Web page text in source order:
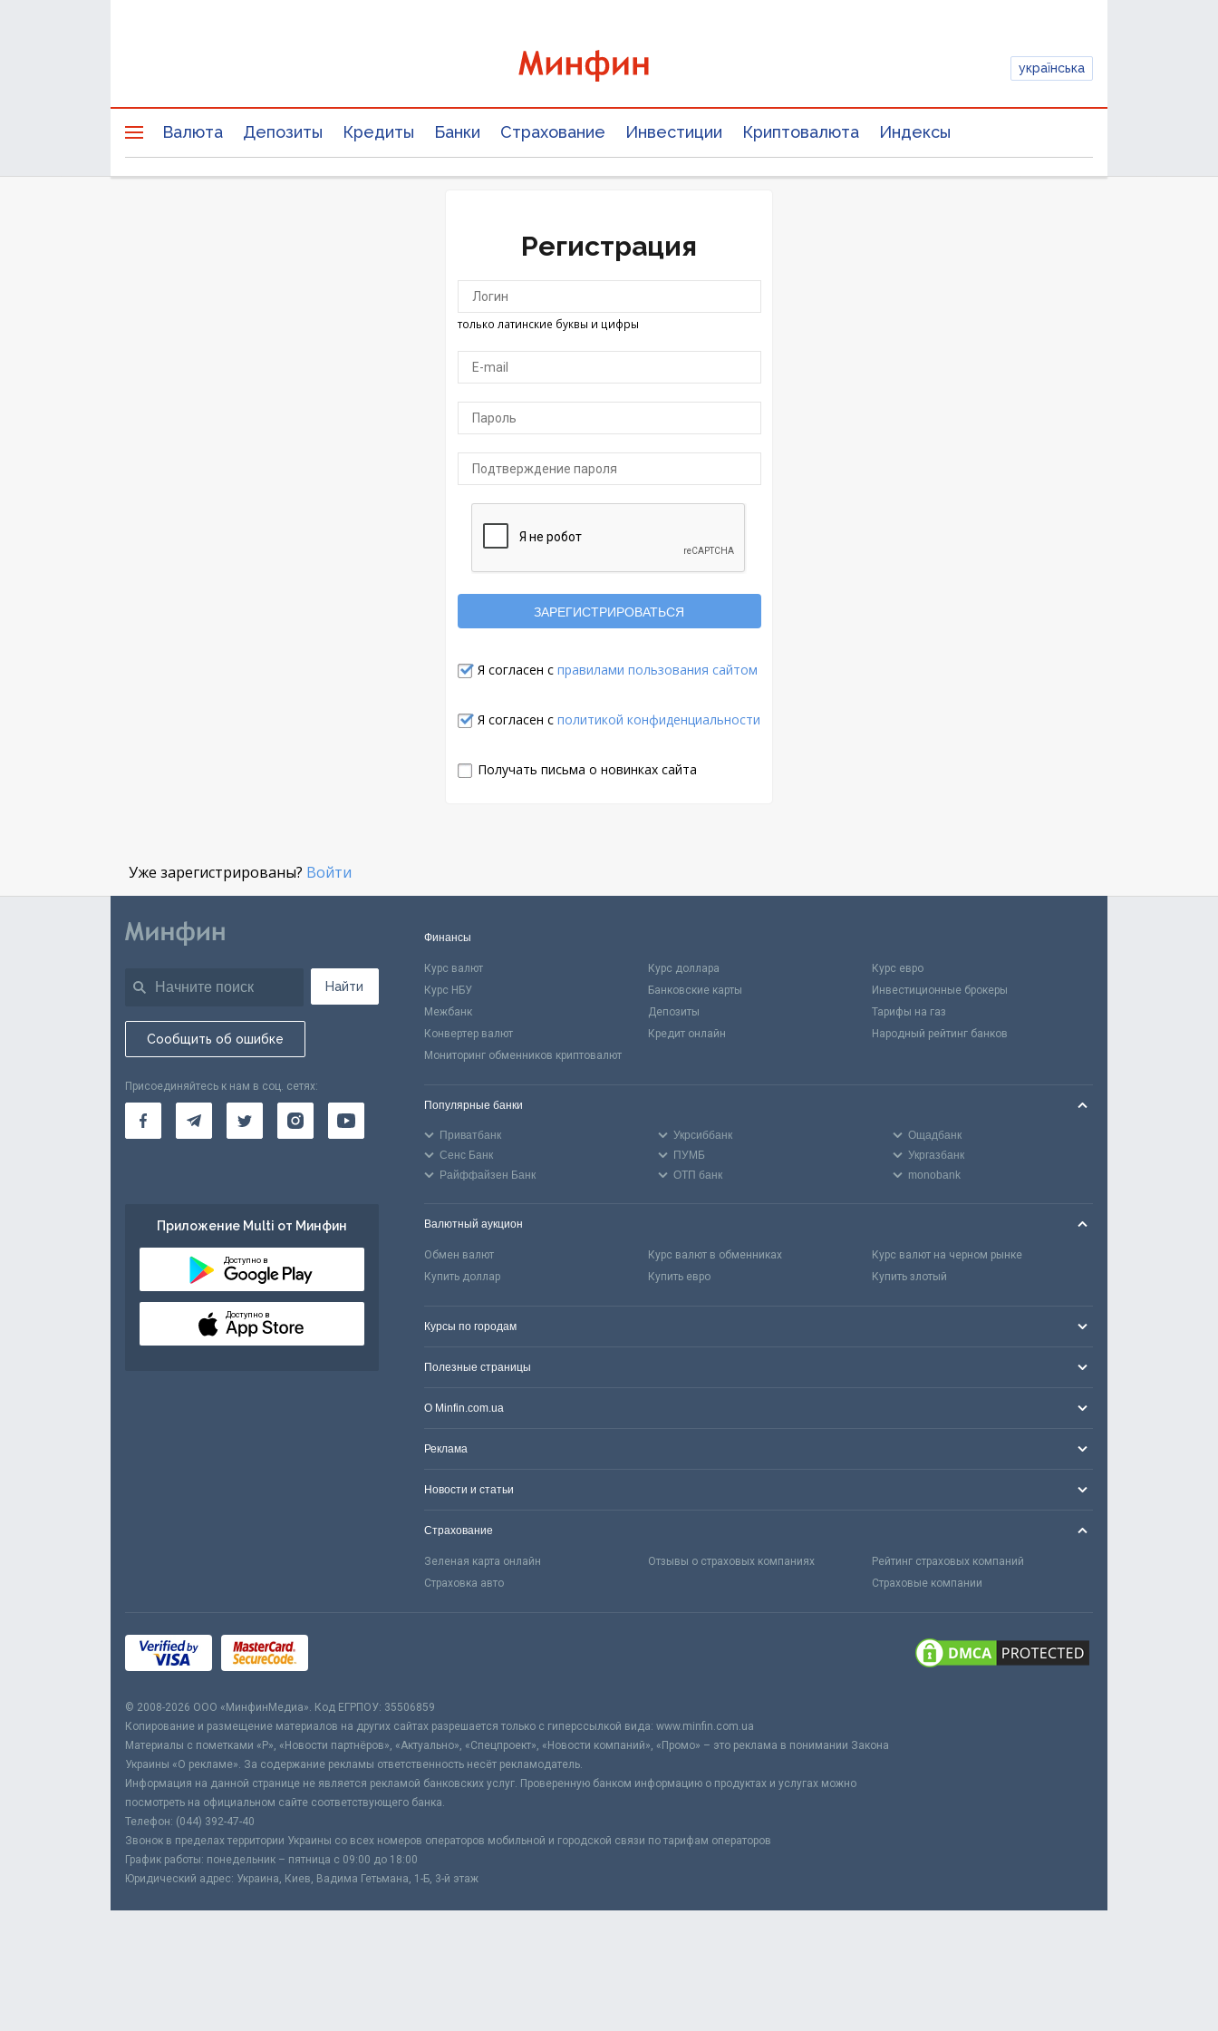
українська
Валюта Депозиты Кредиты Банки Страхование Инвестиции Криптовалюта Индексы
Регистрация
только латинские буквы и цифры
Я согласен с правилами пользования сайтом
Я согласен с политикой конфиденциальности
Получать письма о новинках сайта
Уже зарегистрированы? Войти
Найти
Сообщить об ошибке
Присоединяйтесь к нам в соц. сетях:
Приложение Multi от Минфин
Доступно в
Доступно в
Финансы
Курс валют Курс доллара
Курс евро
Курс НБУ
Банковские карты
Инвестиционные брокеры
Межбанк
Депозиты
Тарифы на газ
Конвертер валют
Кредит онлайн
Народный рейтинг банков
Мониторинг обменников криптовалют
Популярные банки
Приватбанк Укрсиббанк
Ощадбанк
Сенс Банк
ПУМБ
Укргазбанк
Райффайзен Банк
ОТП банк monobank
Валютный аукцион
Обмен валют Курс валют в обменниках
Курс валют на черном рынке
Купить доллар
Купить евро Купить злотый
Курсы по городам
Полезные страницы
О Minfin.com.ua
Реклама
Новости и статьи
Страхование
Зеленая карта онлайн Отзывы о страховых компаниях
Рейтинг страховых компаний
Страховка авто
Страховые компании
© 2008-2026 ООО «МинфинМедиа». Код ЕГРПОУ: 35506859
Копирование и размещение материалов на других сайтах разрешается только с гиперссылкой вида: www.minfin.com.ua
Материалы с пометками «Р», «Новости партнёров», «Актуально», «Спецпроект», «Новости компаний», «Промо» – это реклама в понимании Закона
Украины «О рекламе». За содержание рекламы ответственность несёт рекламодатель.
Информация на данной странице не является рекламой банковских услуг. Проверенную банком информацию о продуктах и услугах можно
посмотреть на официальном сайте соответствующего банка.
Телефон: (044) 392-47-40
Звонок в пределах территории Украины со всех номеров операторов мобильной и городской связи по тарифам операторов
График работы: понедельник – пятница с 09:00 до 18:00
Юридический адрес: Украина, Киев, Вадима Гетьмана, 1-Б, 3-й этаж